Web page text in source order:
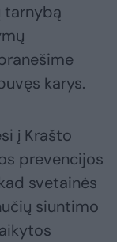
tarnybą
karys.
į Krašto
prevencijos
svetainės
siuntimo